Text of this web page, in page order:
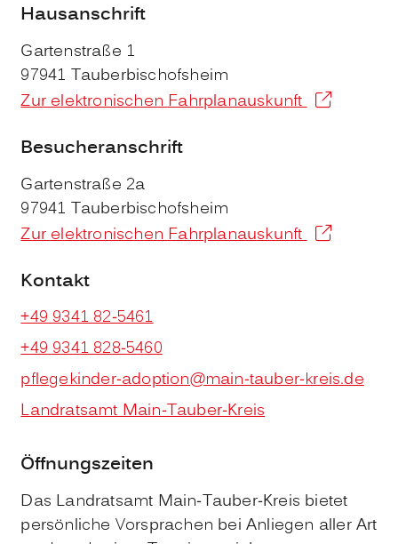
Hausanschrift
Gartenstraße 1
97941 Tauberbischofsheim
Zur elektronischen Fahrplanauskunft
Besucheranschrift
Gartenstraße 2a
97941 Tauberbischofsheim
Zur elektronischen Fahrplanauskunft
Kontakt
+49 9341 82-5461
+49 9341 828-5460
pflegekinder-adoption@main-tauber-kreis.de
Landratsamt Main-Tauber-Kreis
Öffnungszeiten
Das Landratsamt Main-Tauber-Kreis bietet
persönliche Vorsprachen bei Anliegen aller Art